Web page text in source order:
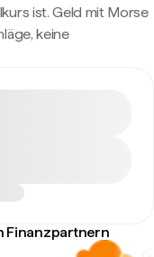
ist. Geld mit Morse
keine
Finanzpartnern